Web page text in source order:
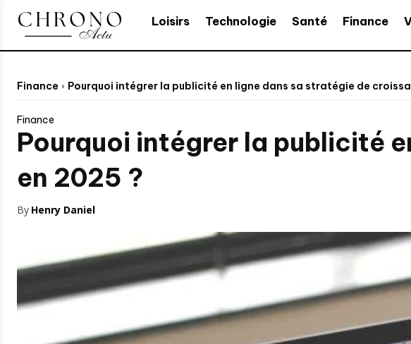
Loisirs Technologie Santé Finance
Finance Pourquoi intégrer la publicité en ligne dans sa stratégie de
Finance
Pourquoi intégrer la publicité
en 2025 ?
By Henry Daniel